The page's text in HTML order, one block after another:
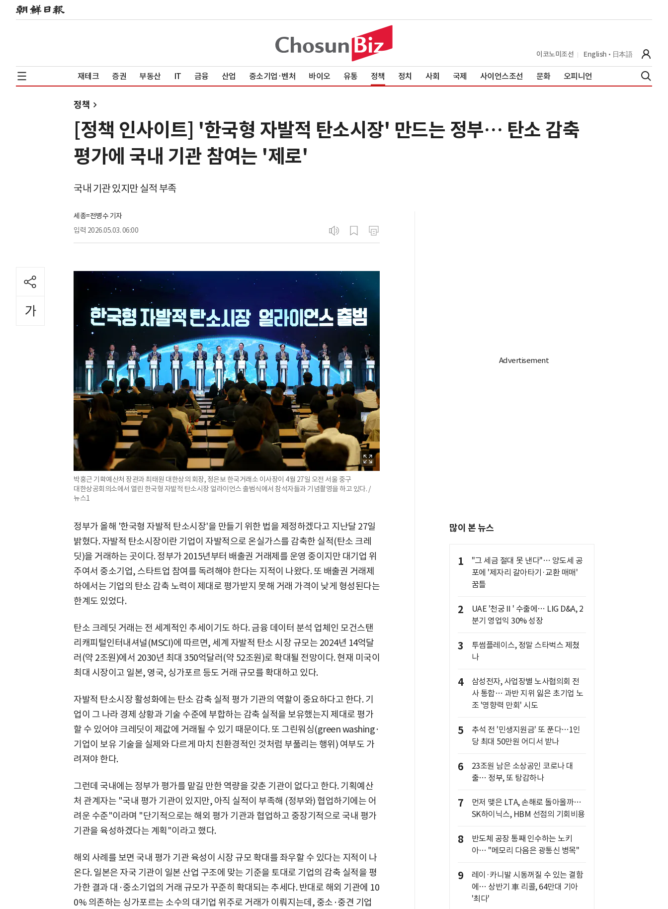
이코노미조선 English 日本語
재테크 증권 부동산 IT 금융 산업 중소기업·벤처 바이오 유통 정책 정치 사회 국제 사이언스조선 문화 오피니언
정책
[정책 인사이트] '한국형 자발적 탄소시장' 만드는 정부… 탄소 감축
평가에 국내 기관 참여는 '제로'
국내 기관 있지만 실적 부족
세종=전병수 기자
입력 2026.05.03. 06:00
박홍근 기확예산처 장관과 최태원 대한상의 회장, 정은보 한국거래소 이사장이 4월 27일 오전 서울 중구
대한상공회의소에서 열린 한국형 자발적 탄소시장 얼라이언스 출범식에서 참석자들과 기념촬영을 하고 있다. /
뉴스1
정부가 올해 '한국형 자발적 탄소시장'을 만들기 위한 법을 제정하겠다고 지난달 27일
밝혔다. 자발적 탄소시장이란 기업이 자발적으로 온실가스를 감축한 실적(탄소 크레
딧)을 거래하는 곳이다. 정부가 2015년부터 배출권 거래제를 운영 중이지만 대기업 위
주여서 중소기업, 스타트업 참여를 독려해야 한다는 지적이 나왔다. 또 배출권 거래제
하에서는 기업의 탄소 감축 노력이 제대로 평가받지 못해 거래 가격이 낮게 형성된다는
한계도 있었다.
탄소 크레딧 거래는 전 세계적인 추세이기도 하다. 금융 데이터 분석 업체인 모건스탠
리캐피털인터내셔널(MSCI)에 따르면, 세계 자발적 탄소 시장 규모는 2024년 14억달
러(약 2조원)에서 2030년 최대 350억달러(약 52조원)로 확대될 전망이다. 현재 미국이
최대 시장이고 일본, 영국, 싱가포르 등도 거래 규모를 확대하고 있다.
자발적 탄소시장 활성화에는 탄소 감축 실적 평가 기관의 역할이 중요하다고 한다. 기
업이 그 나라 경제 상황과 기술 수준에 부합하는 감축 실적을 보유했는지 제대로 평가
할 수 있어야 크레딧이 제값에 거래될 수 있기 때문이다. 또 그린워싱(green washing·
기업이 보유 기술을 실제와 다르게 마치 친환경적인 것처럼 부풀리는 행위) 여부도 가
려져야 한다.
그런데 국내에는 정부가 평가를 맡길 만한 역량을 갖춘 기관이 없다고 한다. 기획예산
처 관계자는 "국내 평가 기관이 있지만, 아직 실적이 부족해 (정부와) 협업하기에는 어
려운 수준"이라며 "단기적으로는 해외 평가 기관과 협업하고 중장기적으로 국내 평가
기관을 육성하겠다는 계획"이라고 했다.
해외 사례를 보면 국내 평가 기관 육성이 시장 규모 확대를 좌우할 수 있다는 지적이 나
온다. 일본은 자국 기관이 일본 산업 구조에 맞는 기준을 토대로 기업의 감축 실적을 평
가한 결과 대·중소기업의 거래 규모가 꾸준히 확대되는 추세다. 반대로 해외 기관에 10
0% 의존하는 싱가포르는 소수의 대기업 위주로 거래가 이뤄지는데, 중소·중견 기업
많이 본 뉴스
1
"그 세금 절대 못 낸다"… 양도세 공
포에 '제자리 갈아타기·교환 매매'
꿈틀
2
UAE '천궁Ⅱ' 수출에… LIG D&A, 2
분기 영업익 30% 성장
3
투썸플레이스, 정말 스타벅스 제쳤
나
4
삼성전자, 사업장별 노사협의회 전
사 통합… 과반 지위 잃은 초기업 노
조 '영향력 만회' 시도
5
추석 전 '민생지원금' 또 푼다…1인
당 최대 50만원 어디서 받나
6
23조원 남은 소상공인 코로나 대
출… 정부, 또 탕감하나
7
먼저 맺은 LTA, 손해로 돌아올까…
SK하이닉스, HBM 선점의 기회비용
8
반도체 공장 통째 인수하는 노키
아… "메모리 다음은 광통신 병목"
9
레이·카니발 시동꺼질 수 있는 결함
에… 상반기 車 리콜, 64만대 기아
'최다'